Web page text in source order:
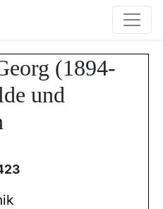
(1894-
und